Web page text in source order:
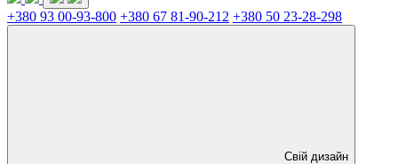
+380 93 00-93-800 +380 67 81-90-212 +380 50 23-28-298
Свій дизайн